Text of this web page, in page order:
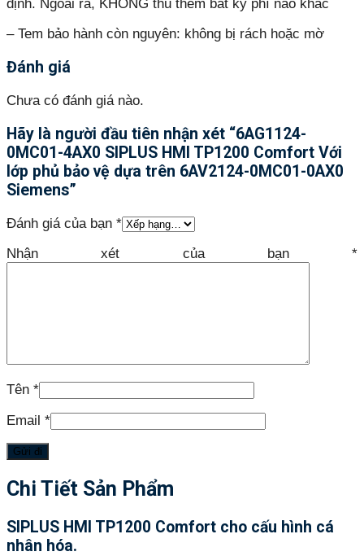
định. Ngoài ra, KHÔNG thu thêm bất kỳ phí nào khác
– Tem bảo hành còn nguyên: không bị rách hoặc mờ
Đánh giá
Chưa có đánh giá nào.
Hãy là người đầu tiên nhận xét “6AG1124-
0MC01-4AX0 SIPLUS HMI TP1200 Comfort Với
lớp phủ bảo vệ dựa trên 6AV2124-0MC01-0AX0
Siemens”
Đánh giá của bạn *
Nhận xét của bạn *
Tên *
Email *
Chi Tiết Sản Phẩm
SIPLUS HMI TP1200 Comfort cho cấu hình cá
nhân hóa.